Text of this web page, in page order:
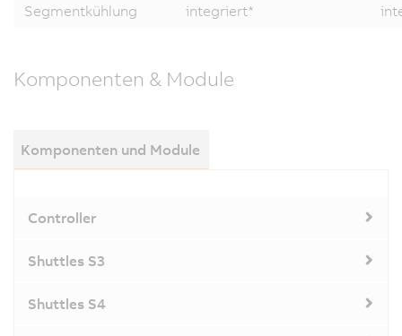
Segmentkühlung integriert*
Komponenten & Module
Komponenten und Module
Controller
Shuttles S3
Shuttles S4